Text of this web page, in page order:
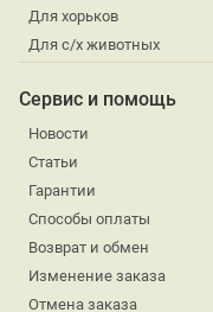
Для хорьков
Для с/х животных
Сервис и помощь
Новости
Статьи
Гарантии
Способы оплаты
Возврат и обмен
Изменение заказа
Отмена заказа